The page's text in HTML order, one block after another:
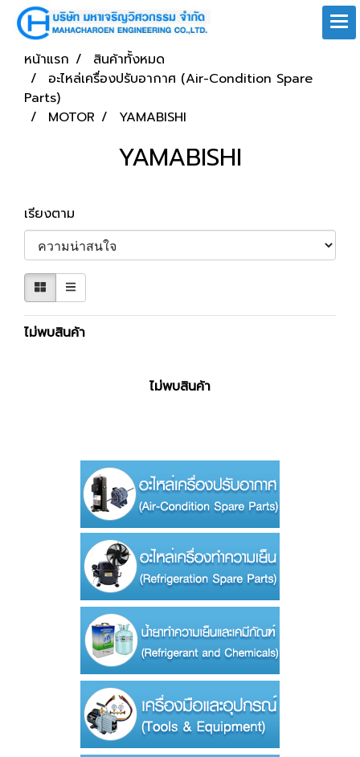
หน้าแรก
สินค้าทั้งหมด
อะไหล่เครื่องปรับอากาศ (Air-Condition Spare
Parts)
MOTOR
YAMABISHI
YAMABISHI
เรียงตาม
ไม่พบสินค้า
ไม่พบสินค้า